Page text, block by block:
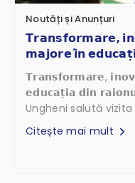
Noutăți și Anunțuri
𝗧𝗿𝗮𝗻𝘀𝗳𝗼𝗿𝗺𝗮𝗿𝗲,
𝗺𝗮𝗷𝗼𝗿𝗲 𝗶̂𝗻
𝗧𝗿𝗮𝗻𝘀𝗳𝗼𝗿𝗺𝗮𝗿𝗲,
𝗲𝗱𝘂𝗰𝗮𝘁̦𝗶𝗮 𝗱𝗶𝗻
Ungheni salută vizita
Citește mai mult